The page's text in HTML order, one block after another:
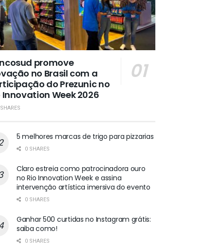
promove
no Brasil com a
do Prezunic no
Innovation Week 2026
5 melhores marcas de trigo para pizzarias
0 SHARES
Claro estreia como patrocinadora ouro
no Rio Innovation Week e assina
intervenção artística imersiva do evento
0 SHARES
Ganhar 500 curtidas no Instagram grátis:
saiba como!
0 SHARES